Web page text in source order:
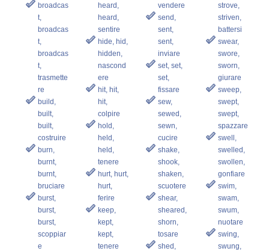
broadcas
t,
broadcas
t,
broadcas
t,
trasmette
re
build,
built,
built,
costruire
burn,
burnt,
burnt,
bruciare
burst,
burst,
burst,
scoppiar
e
heard,
heard,
sentire
hide, hid,
hidden,
nascond
ere
hit, hit,
hit,
colpire
hold,
held,
held,
tenere
hurt, hurt,
hurt,
ferire
keep,
kept,
kept,
tenere
vendere
send,
sent,
sent,
inviare
set, set,
set,
fissare
sew,
sewed,
sewn,
cucire
shake,
shook,
shaken,
scuotere
shear,
sheared,
shorn,
tosare
shed,
strove,
striven,
battersi
swear,
swore,
sworn,
giurare
sweep,
swept,
swept,
spazzare
swell,
swelled,
swollen,
gonfiare
swim,
swam,
swum,
nuotare
swing,
swung,